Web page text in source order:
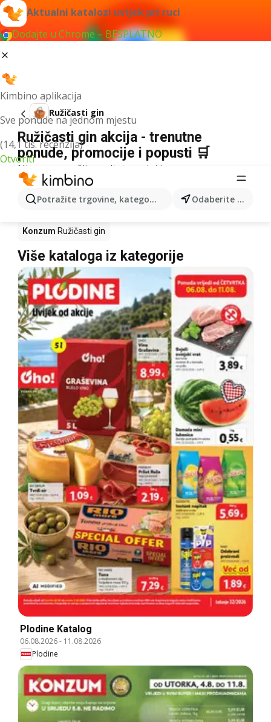
Aktualni katalozi uvijek pri ruci
Dodajte u Chrome – BESPLATNO
Kimbino aplikacija
Sve ponude na jednom mjestu
(14,1 tis. recenzija)
Otvoriti
Potražite trgovine, kategorije, proizvode... Odaberite grad
Ružičasti gin
Ružičasti gin akcija - trenutne
ponude, promocije i popusti 🛒
Nismo pronašli rezultate za taj izraz.
Ružičasti gin u akciji - Gdje kupiti?
Kaufland Ružičasti gin Ružičasti gin
Konzum Ružičasti gin
Više kataloga iz kategorije
Plodine Katalog
06.08.2026- 11.08.2026
Plodine